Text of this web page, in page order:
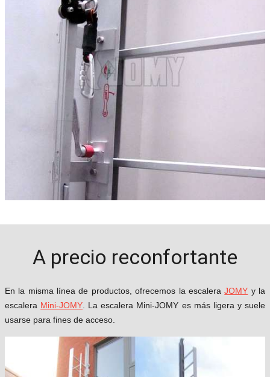
A precio reconfortante
En la misma línea de productos, ofrecemos la escaleraJOMY y la
escalera Mini-JOMY . La escalera Mini-JOMY es más ligera y suele
usarse para fines de acceso.